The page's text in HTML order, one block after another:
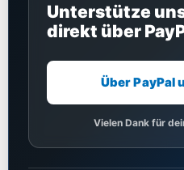
Unterstütze
direkt über
Über PayPal
Vielen Dank für